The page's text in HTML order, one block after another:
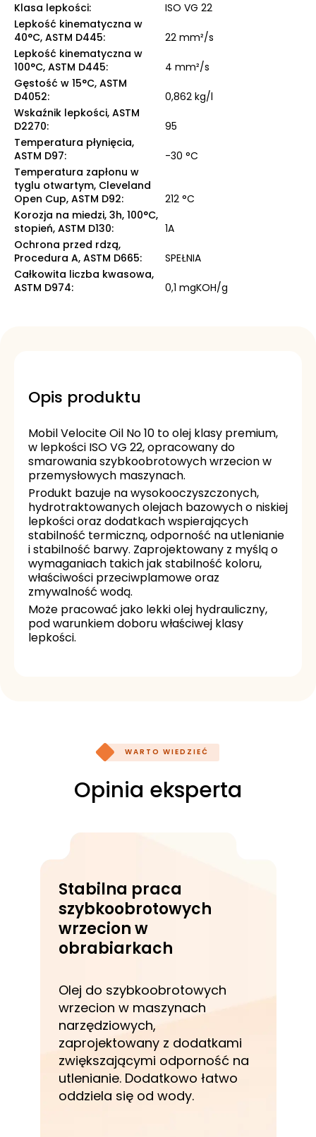
Klasa lepkości:
ISO VG 22
Lepkość kinematyczna w
40°C, ASTM D445:
22 mm²/s
Lepkość kinematyczna w
100°C, ASTM D445:
4 mm²/s
Gęstość w 15°C, ASTM
D4052:
0,862 kg/l
Wskaźnik lepkości, ASTM
D2270:
95
Temperatura płynięcia,
ASTM D97:
-30 °C
Temperatura zapłonu w
tyglu otwartym, Cleveland
Open Cup, ASTM D92:
212 °C
Korozja na miedzi, 3h, 100°C,
stopień, ASTM D130:
1A
Ochrona przed rdzą,
Procedura A, ASTM D665:
SPEŁNIA
Całkowita liczba kwasowa,
ASTM D974: 0,1 mgKOH/g
Opis produktu
Mobil Velocite Oil No 10 to olej klasy premium,
w lepkości ISO VG 22, opracowany do
smarowania szybkoobrotowych wrzecion w
przemysłowych maszynach.
Produkt bazuje na wysokooczyszczonych,
hydrotraktowanych olejach bazowych o niskiej
lepkości oraz dodatkach wspierających
stabilność termiczną, odporność na utlenianie
i stabilność barwy. Zaprojektowany z myślą o
wymaganiach takich jak stabilność koloru,
właściwości przeciwplamowe oraz
zmywalność wodą.
Może pracować jako lekki olej hydrauliczny,
pod warunkiem doboru właściwej klasy
lepkości.
WARTO WIEDZIEĆ
Opinia eksperta
Stabilna praca
szybkoobrotowych
wrzecion w
obrabiarkach
Olej do szybkoobrotowych
wrzecion w maszynach
narzędziowych,
zaprojektowany z dodatkami
zwiększającymi odporność na
utlenianie. Dodatkowo łatwo
oddziela się od wody.